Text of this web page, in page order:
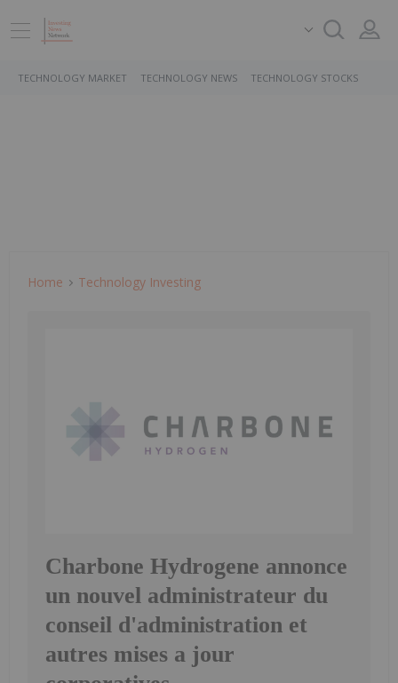
TECHNOLOGY MARKET TECHNOLOGY NEWS TECHNOLOGY STOCKS
Home Technology Investing
Charbone Hydrogene annonce
un nouvel administrateur du
conseil d'administration et
autres mises a jour